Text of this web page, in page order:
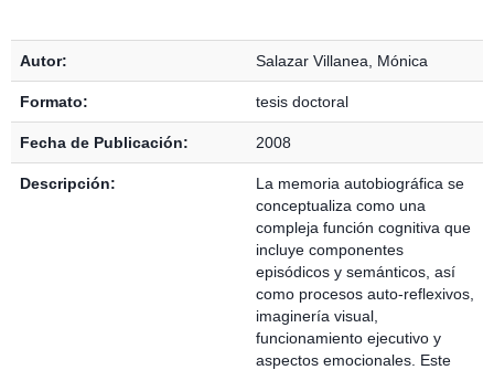
Autor: Salazar Villanea, Mónica
Formato: tesis doctoral
Fecha de Publicación: 2008
Descripción:
La memoria autobiográfica se
conceptualiza como una
compleja función cognitiva que
incluye componentes
episódicos y semánticos, así
como procesos auto-reflexivos,
imaginería visual,
funcionamiento ejecutivo y
aspectos emocionales. Este